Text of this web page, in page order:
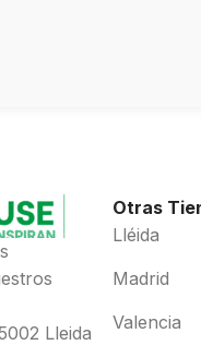
Lleida
Otras
Lléida
Madrid
Valencia